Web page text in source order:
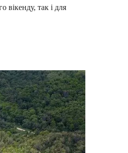
вікенду, так і для